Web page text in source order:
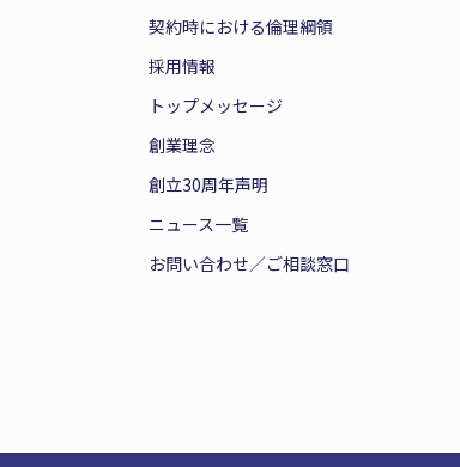
契約時における倫理綱領
採用情報
トップメッセージ
創業理念
創立30周年声明
ニュース一覧
お問い合わせ／ご相談窓口